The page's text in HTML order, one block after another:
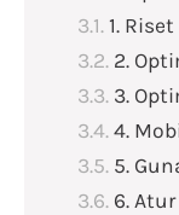
1.
2.
3.
4.
5.
6.